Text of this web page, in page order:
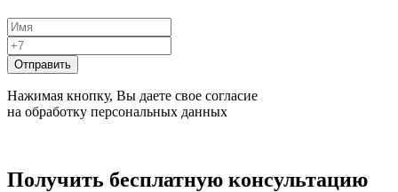
Нажимая кнопку, Вы даете свое согласие
на обработку персональных данных
Получить бесплатную консультацию